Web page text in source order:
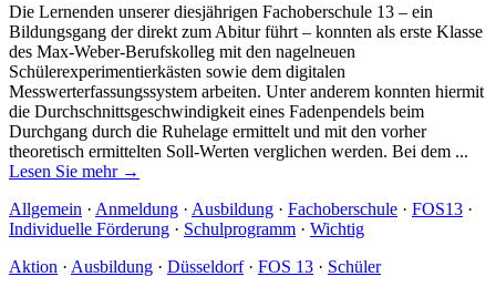
Die Lernenden unserer diesjährigen Fachoberschule 13 – ein
Bildungsgang der direkt zum Abitur führt – konnten als erste Klasse
des Max-Weber-Berufskolleg mit den nagelneuen
Schülerexperimentierkästen sowie dem digitalen
Messwerterfassungssystem arbeiten. Unter anderem konnten hiermit
die Durchschnittsgeschwindigkeit eines Fadenpendels beim
Durchgang durch die Ruhelage ermittelt und mit den vorher
theoretisch ermittelten Soll-Werten verglichen werden. Bei dem ...
Lesen Sie mehr →
Allgemein · Anmeldung · Ausbildung · Fachoberschule · FOS13 ·
Individuelle Förderung · Schulprogramm · Wichtig
Aktion · Ausbildung · Düsseldorf· FOS 13 · Schüler